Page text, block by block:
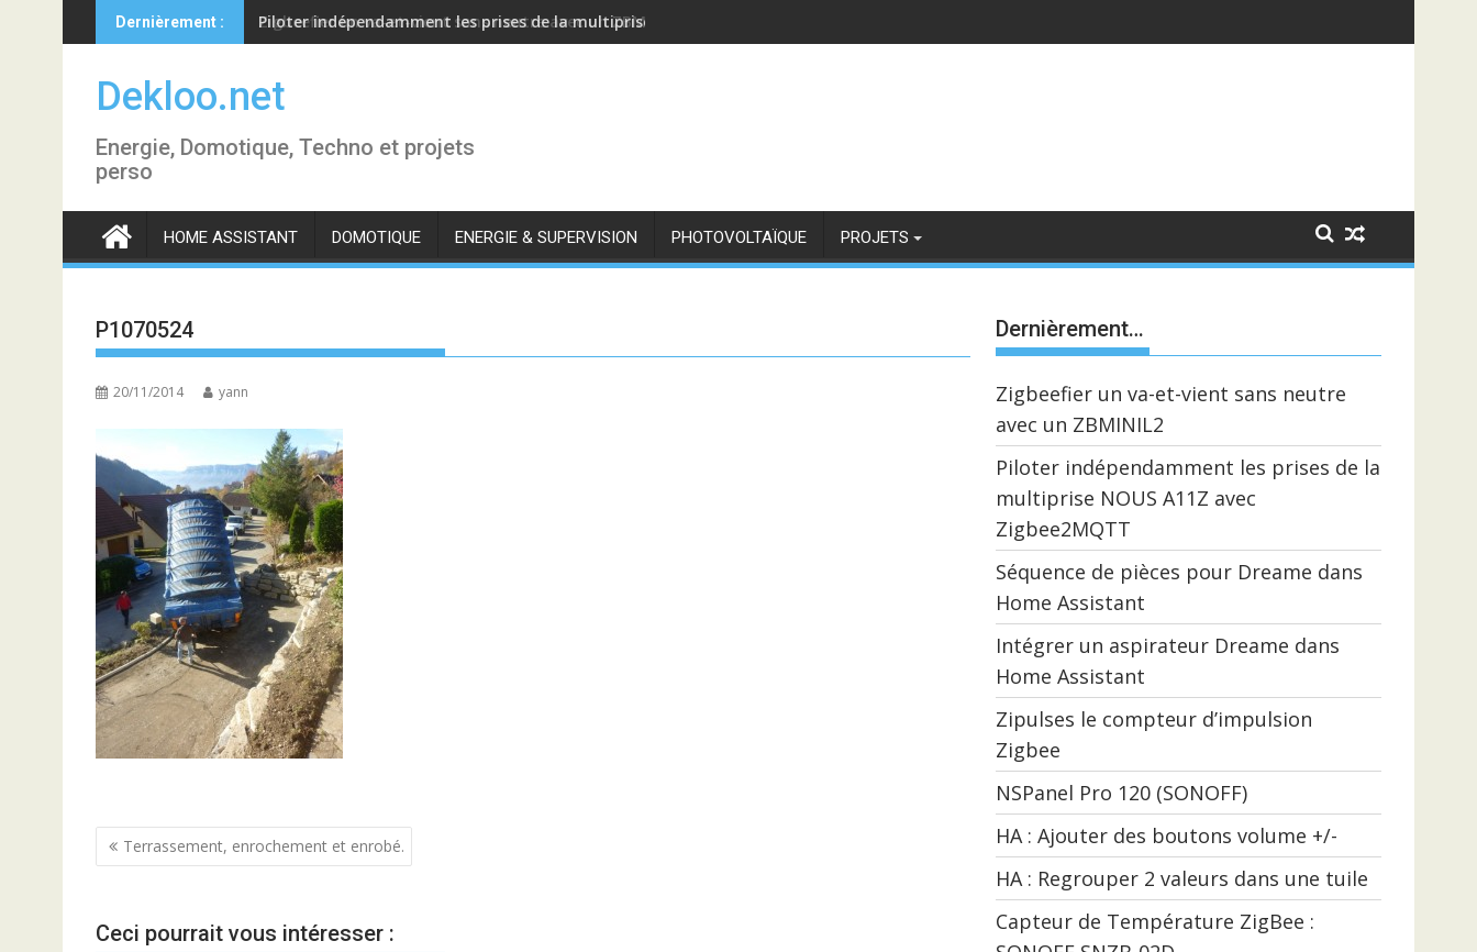
to
content
Dernièrement : Piloter indépendamment les prises de la multiprise NOUS A11Z avec Zigbee2MQTT
Dekloo.net
Energie, Domotique, Techno et projets
perso
HOME ASSISTANT DOMOTIQUE ENERGIE & SUPERVISION PHOTOVOLTAÏQUE PROJETS
P1070524
20/11/2014 yann
Navigation
l’article
Terrassement, enrochement et enrobé.
Ceci pourrait vous intéresser :
Dernièrement…
Zigbeefier un va-et-vient sans neutre
avec un ZBMINIL2
Piloter indépendamment les prises de la
multiprise NOUS A11Z avec
Zigbee2MQTT
Séquence de pièces pour Dreame dans
Home Assistant
Intégrer un aspirateur Dreame dans
Home Assistant
Zipulses le compteur d’impulsion
Zigbee
NSPanel Pro 120 (SONOFF)
HA : Ajouter des boutons volume +/-
HA : Regrouper 2 valeurs dans une tuile
Capteur de Température ZigBee :